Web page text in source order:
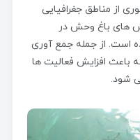
از 793 گونه جانوری از مناطق جغرافیایی
های باغ وحش در
است. از جمله جمع آوری
دلار برای 70 پروژه که باعث افزایش فعالیت ها
شود.